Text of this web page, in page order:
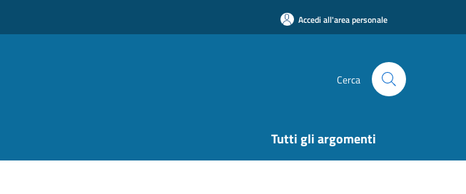
Accedi all'area personale
Cerca
Tutti gli argomenti